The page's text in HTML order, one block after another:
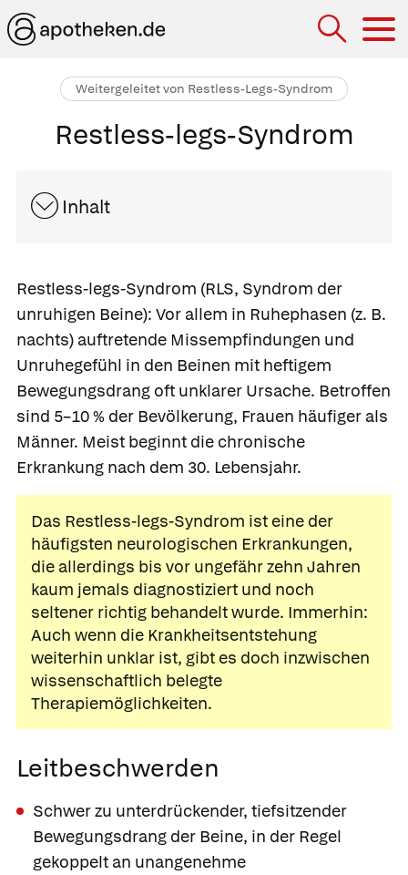
Weitergeleitet von Restless-Legs-Syndrom
Restless-legs-Syndrom
Inhalt
Restless-legs-Syndrom (RLS, Syndrom der
unruhigen Beine): Vor allem in Ruhephasen (z. B.
nachts) auftretende Missempfindungen und
Unruhegefühl in den Beinen mit heftigem
Bewegungsdrang oft unklarer Ursache. Betroffen
sind 5–10 % der Bevölkerung, Frauen häufiger als
Männer. Meist beginnt die chronische
Erkrankung nach dem 30. Lebensjahr.
Das Restless-legs-Syndrom ist eine der
häufigsten neurologischen Erkrankungen,
die allerdings bis vor ungefähr zehn Jahren
kaum jemals diagnostiziert und noch
seltener richtig behandelt wurde. Immerhin:
Auch wenn die Krankheitsentstehung
weiterhin unklar ist, gibt es doch inzwischen
wissenschaftlich belegte
Therapiemöglichkeiten.
Leitbeschwerden
Schwer zu unterdrückender, tiefsitzender
Bewegungsdrang der Beine, in der Regel
gekoppelt an unangenehme